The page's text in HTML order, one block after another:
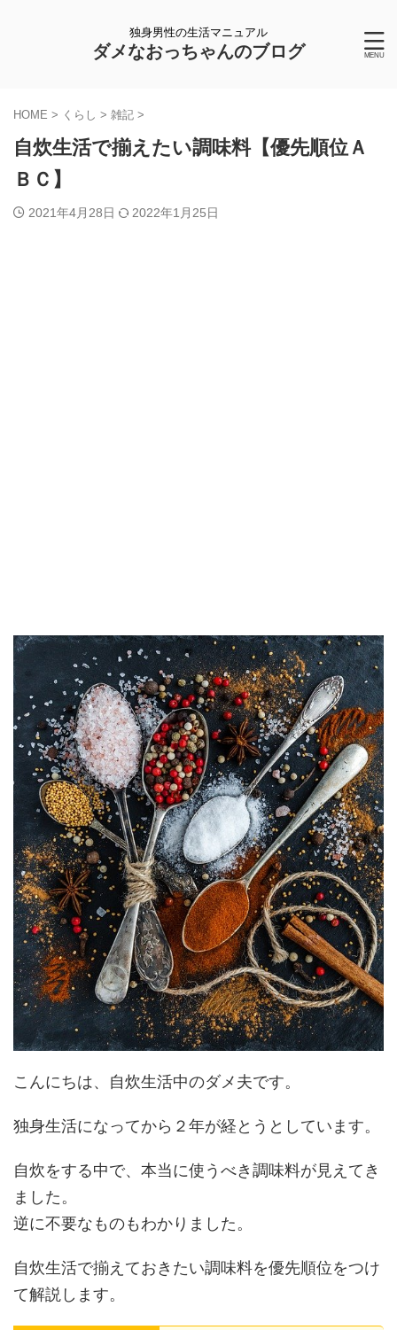
独身男性の生活マニュアル
ダメなおっちゃんのブログ
HOME > くらし > 雑記 >
自炊生活で揃えたい調味料【優先順位Ａ
ＢＣ】
2021年4月28日 2022年1月25日
こんにちは、自炊生活中のダメ夫です。
独身生活になってから２年が経とうとしています。
自炊をする中で、本当に使うべき調味料が見えてき
ました。
逆に不要なものもわかりました。
自炊生活で揃えておきたい調味料を優先順位をつけ
て解説します。